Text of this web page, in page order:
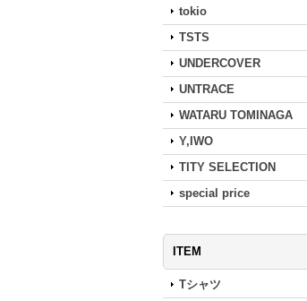
tokio
TSTS
UNDERCOVER
UNTRACE
WATARU TOMINAGA
Y,IWO
TITY SELECTION
special price
ITEM
Tシャツ